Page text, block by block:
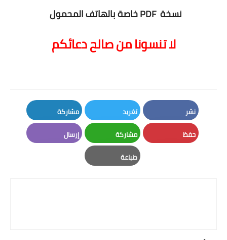
نسخة PDF خاصة بالهاتف المحمول
لا تنسونا من صالح دعائكم
نشر
Facebook
تغريد
Twitter
مشاركة
LinkedIn
حفظ مشاركة
Whatsapp
إرسال
طباعة